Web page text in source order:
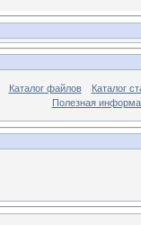
Каталог файлов
Каталог
Полезная